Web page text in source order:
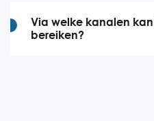
Via welke kanalen
bereiken?